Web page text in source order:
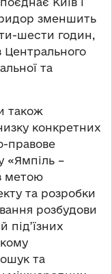
зменшить
шести годин,
та
також
конкретних
правове
«Ямпіль –
метою
та розробки
розбудови
під’їзних
та